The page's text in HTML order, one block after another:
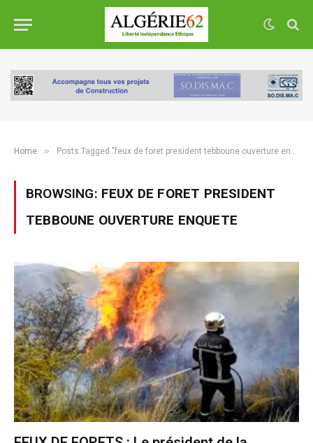
Home » Posts Tagged "feux de foret president tebboune ouverture enquete"
BROWSING: FEUX DE FORET PRESIDENT
TEBBOUNE OUVERTURE ENQUETE